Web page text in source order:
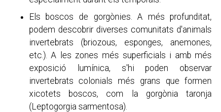
Els boscos de gorgònies. A més profunditat,
podem descobrir diverses comunitats d'animals
invertebrats (briozous, esponges, anemones,
etc.). A les zones més superficials i amb més
exposició lumínica, s'hi poden observar
invertebrats colonials més grans que formen
xicotets boscos, com la gorgònia taronja
(Leptogorgia sarmentosa).